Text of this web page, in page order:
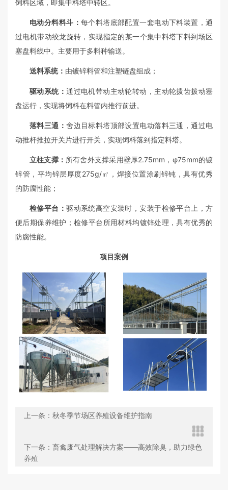
饲料区域，即集中料塔中转区。
电动分料料斗： 每个料塔底部配置一套电动下料装置，通
过电机带动绞龙旋转，实现指定的某一个集中料塔下料到场区
塞盘料线中。主要用于多料种输送。
送料系统： 由镀锌料管和注塑链盘组成；
驱动系统：通过电机带动主动轮转动，主动轮拨齿拨动塞
盘运行，实现将饲料在料管内推行前进。
落料三通：舍边目标料塔顶部设置电动落料三通，通过电
动推杆推拉开关片进行开关，实现饲料落到指定料塔。
立柱支撑： 所有舍外支撑采用壁厚2.75mm，φ75mm的镀
锌管，平均锌层厚度275g/㎡，焊接位置涂刷锌钝，具有优秀
的防腐性能；
检修平台：驱动系统高空安装时，安装于检修平台上，方
便后期保养维护；检修平台所用材料均镀锌处理，具有优秀的
防腐性能。
项目案例
上一条：秋冬季节场区养殖设备维护指南
下一条：畜禽废气处理解决方案——高效除臭，助力绿色
养殖